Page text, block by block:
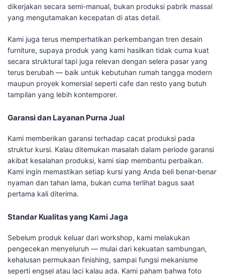
dikerjakan secara semi-manual, bukan produksi pabrik massal
yang mengutamakan kecepatan di atas detail.
Kami juga terus memperhatikan perkembangan tren desain
furniture, supaya produk yang kami hasilkan tidak cuma kuat
secara struktural tapi juga relevan dengan selera pasar yang
terus berubah — baik untuk kebutuhan rumah tangga modern
maupun proyek komersial seperti cafe dan resto yang butuh
tampilan yang lebih kontemporer.
Garansi dan Layanan Purna Jual
Kami memberikan garansi terhadap cacat produksi pada
struktur kursi. Kalau ditemukan masalah dalam periode garansi
akibat kesalahan produksi, kami siap membantu perbaikan.
Kami ingin memastikan setiap kursi yang Anda beli benar-benar
nyaman dan tahan lama, bukan cuma terlihat bagus saat
pertama kali diterima.
Standar Kualitas yang Kami Jaga
Sebelum produk keluar dari workshop, kami melakukan
pengecekan menyeluruh — mulai dari kekuatan sambungan,
kehalusan permukaan finishing, sampai fungsi mekanisme
seperti engsel atau laci kalau ada. Kami paham bahwa foto